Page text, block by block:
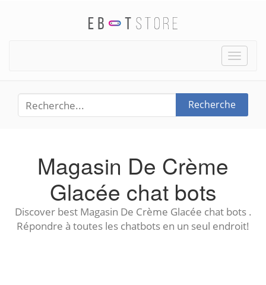
Toggle
Recherche
Magasin De Crème
Glacée chat bots
Discover best Magasin De Crème Glacée chat bots .
Répondre à toutes les chatbots en un seul endroit!